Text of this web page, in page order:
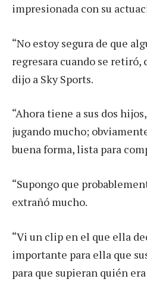
impresionada con su
“No estoy segura de que
regresara cuando se retiró,
dijo a Sky Sports.
“Ahora tiene a sus dos
jugando mucho;
buena forma, lista para
“Supongo que
extrañó mucho.
“Vi un clip en el que ella
importante para ella que
para que supieran quién